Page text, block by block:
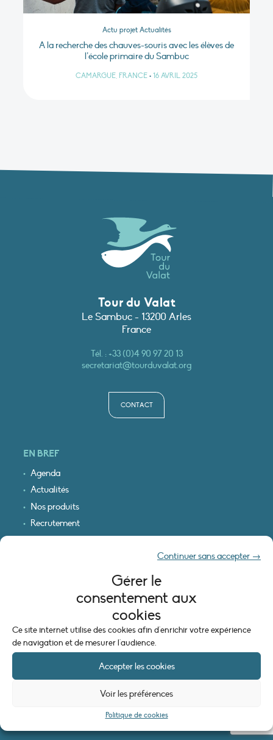
Gérer le
consentement aux
cookies
Ce site internet utilise des cookies afin d'enrichir votre expérience
de navigation et de mesurer l'audience.
Accepter les cookies
Continuer sans accepter →
Voir les préférences
Politique de cookies
Actu projet Actualités
A la recherche des chauves-souris avec les élèves de
l’école primaire du Sambuc
CAMARGUE, FRANCE • 16 AVRIL 2025
Tour du Valat
Le Sambuc - 13200 Arles
France
Tél. :+33 (0)4 90 97 20 13
secretariat@tourduvalat.org
CONTACT
EN BREF
Agenda
Actualités
Nos produits
Recrutement
INFORMATIONS LÉGALES
Mentions légales
Politique de cookies (UE)